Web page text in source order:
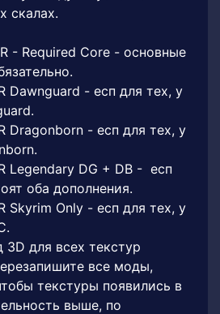
скалах.
Core - основные
- есп для тех, у
- есп для тех, у
DG + DB - есп
оба дополнения.
Only - есп для тех, у
3D для всех текстур
все моды,
текстуры появились в
выше, по